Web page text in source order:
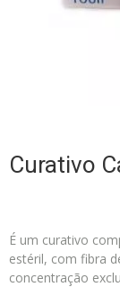
Curativo
É um curativo
estéril, com fibra
concentração